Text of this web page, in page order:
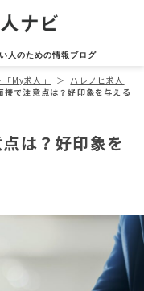
人のための情報ブログ
My求人」 ＞ ハレノヒ求人
接で注意点は？好印象を与える
は？好印象を